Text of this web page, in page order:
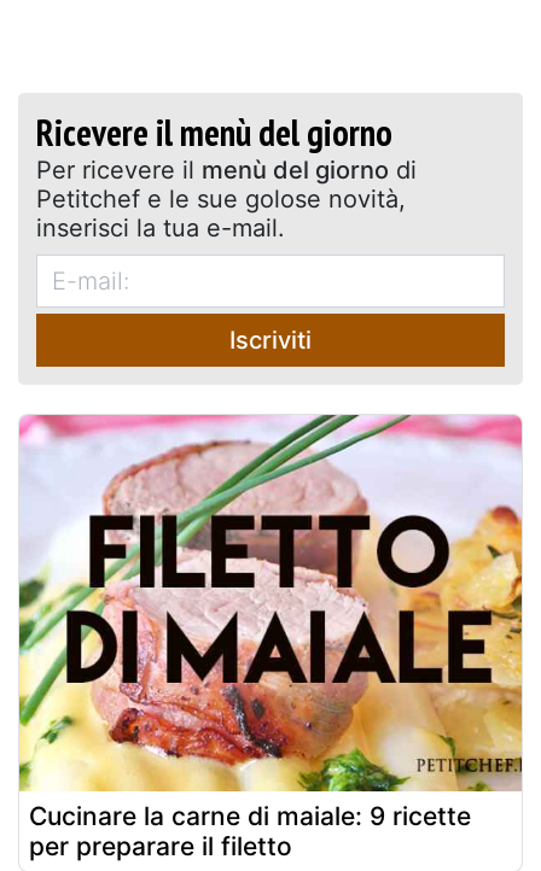
Ricevere il menù del giorno
Per ricevere il menù del giorno di
Petitchef e le sue golose novità,
inserisci la tua e-mail.
Iscriviti
Cucinare la carne di maiale: 9 ricette
per preparare il filetto